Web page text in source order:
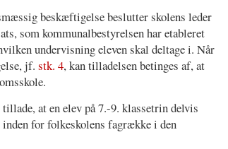
beskæftigelse beslutter skolens leder
som kommunalbestyrelsen har etableret
undervisning eleven skal deltage i. Når
jf.stk. 4, kan tilladelsen betinges af, at
at en elev på 7.-9. klassetrin delvis
for folkeskolens fagrække i den